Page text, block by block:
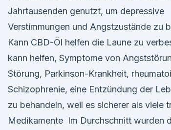
Jahrtausenden genutzt, um depressive
Verstimmungen und Angstzustände zu
Kann CBD-Öl helfen die Laune zu
kann helfen, Symptome von
Störung, Parkinson-Krankheit,
Schizophrenie, eine Entzündung der
zu behandeln, weil es sicherer als viele
Medikamente Im Durchschnitt wurden